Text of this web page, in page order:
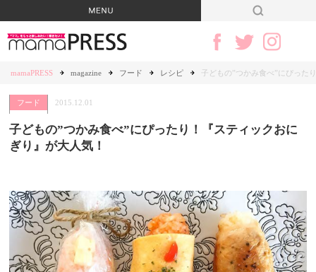
mamaPRESS magazine フード レシピ 子どもの”つかみ食べ”にぴった
フード 2015.12.01
子どもの”つかみ食べ”にぴったり！『スティックおに
ぎり』が大人気！